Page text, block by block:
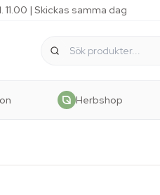
11.00 | Skickas samma dag
Herbshop